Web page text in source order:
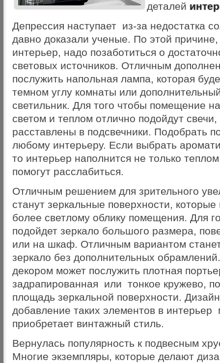
деталей
Депрессия наступает из-за недостатка
давно доказали ученые. По этой
интерьер, надо позаботиться о
световых источников. Отличным
послужить напольная лампа, которая
темном углу комнаты или
светильник. Для того чтобы помещение
светом и теплом отлично подойдут
расставлены в подсвечники. Подобрать
любому интерьеру. Если выбрать
то интерьер наполнится не только
помогут расслабиться.
Отличным решением для зрительного
станут зеркальные поверхности, которые
более светлому облику помещения. Для
подойдет зеркало большого размера,
или на шкаф. Отличным вариантом
зеркало без дополнительных
декором может послужить плотная
задрапированная или тонкое кружево,
площадь зеркальной поверхности.
добавление таких элементов в
приобретает винтажный стиль.
Вернулась популярность к подвесным
Многие экземпляры, которые делают